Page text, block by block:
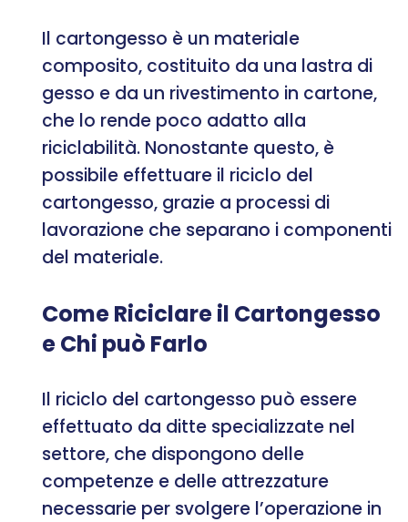
Il cartongesso è un materiale
composito, costituito da una lastra di
gesso e da un rivestimento in cartone,
che lo rende poco adatto alla
riciclabilità. Nonostante questo, è
possibile effettuare il riciclo del
cartongesso, grazie a processi di
lavorazione che separano i componenti
del materiale.
Come Riciclare il Cartongesso
e Chi può Farlo
Il riciclo del cartongesso può essere
effettuato da ditte specializzate nel
settore, che dispongono delle
competenze e delle attrezzature
necessarie per svolgere l’operazione in